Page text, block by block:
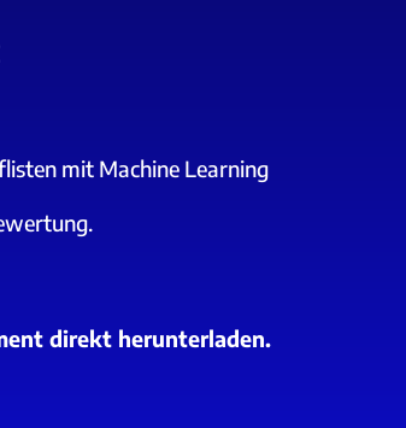
mit Machine Learning
direkt herunterladen.